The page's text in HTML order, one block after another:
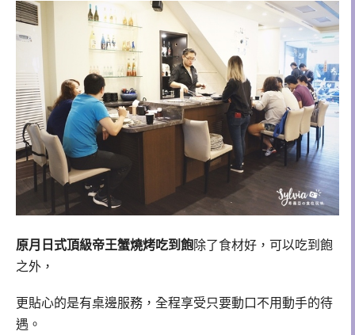
原月日式頂級帝王蟹燒烤吃到飽除了食材好，可以吃到飽
之外，
更貼心的是有桌邊服務，全程享受只要動口不用動手的待
遇。